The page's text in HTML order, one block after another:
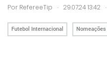
Por RefereeTip . 29.07.24 13:42 .
Futebol Internacional Nomeações